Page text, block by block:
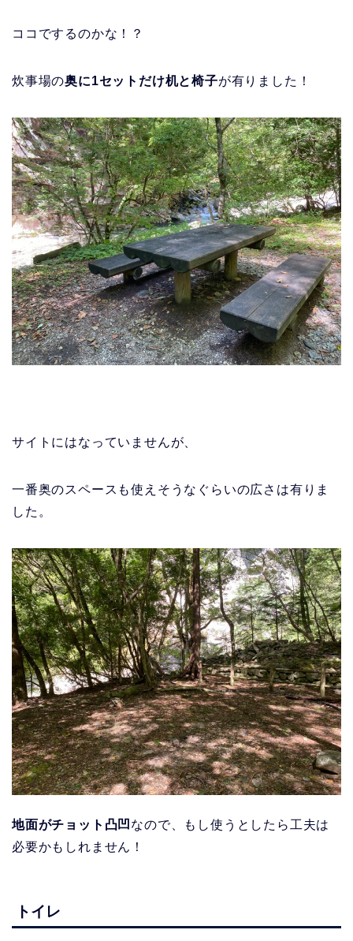
ココでするのかな！？
炊事場の奥に1セットだけ机と椅子が有りました！
サイトにはなっていませんが、
一番奥のスペースも使えそうなぐらいの広さは有りま
した。
地面がチョット凸凹 なので、もし使うとしたら工夫は
必要かもしれません！
トイレ